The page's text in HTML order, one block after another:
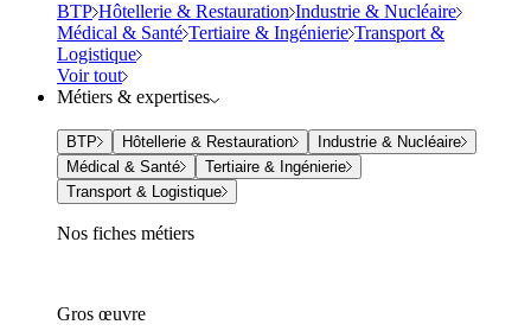
BTP Hôtellerie & Restauration Industrie & Nucléaire
Médical & Santé Tertiaire & Ingénierie Transport &
Logistique
Voir tout
Métiers & expertises
BTP Hôtellerie & Restauration
Industrie & Nucléaire
Médical & Santé
Tertiaire & Ingénierie
Transport & Logistique
Nos fiches métiers
Gros œuvre